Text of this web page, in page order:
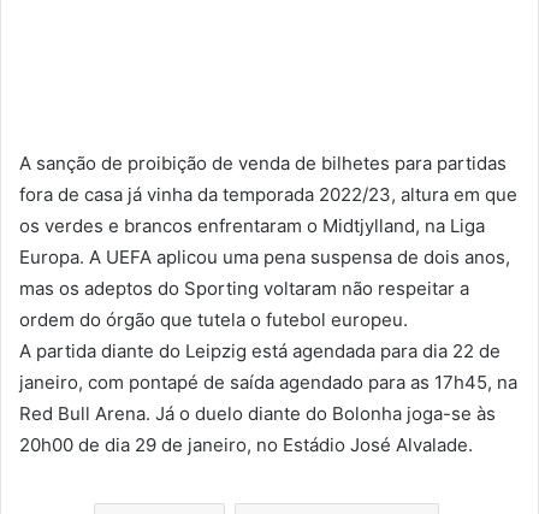
A sanção de proibição de venda de bilhetes para partidas
fora de casa já vinha da temporada 2022/23, altura em que
os verdes e brancos enfrentaram o Midtjylland, na Liga
Europa. A UEFA aplicou uma pena suspensa de dois anos,
mas os adeptos do Sporting voltaram não respeitar a
ordem do órgão que tutela o futebol europeu.
A partida diante do Leipzig está agendada para dia 22 de
janeiro, com pontapé de saída agendado para as 17h45, na
Red Bull Arena. Já o duelo diante do Bolonha joga-se às
20h00 de dia 29 de janeiro, no Estádio José Alvalade.